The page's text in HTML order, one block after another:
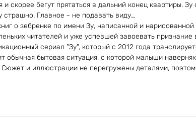
скорее бегут прятаться в дальний конец квартиры. Зу
страшно. Главное - не подавать виду…
о зебренке по имени Зу, написанной и
читателей и уже успевшей завоевать признание
сериал "Зу", который с 2012 года
бытовая ситуация, с которой малыши
и иллюстрации не перегружены деталями,